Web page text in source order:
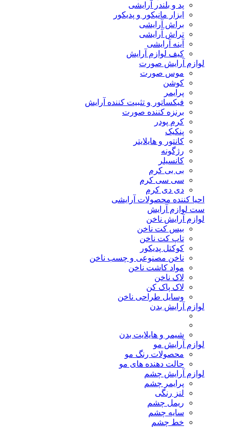
پد و بلندر آرایشی
ابزار مانیکور و پدیکور
براش آرایشی
تراش آرایشی
آینه آرایشی
کیف لوازم آرایش
لوازم آرایش صورت
موس صورت
کوشن
پرایمر
فیکساتور و تثبیت کننده آرایش
برنزه کننده صورت
کرم پودر
پنکیک
کانتور و هایلایتر
رژگونه
کانسیلر
بی بی کرم
سی سی کرم
دی دی کرم
احیا کننده محصولات آرایشی
ست لوازم آرایش
لوازم آرایش ناخن
بیس کت ناخن
تاپ کت ناخن
کوکتل پدیکور
ناخن مصنوعی و چسب ناخن
مواد کاشت ناخن
لاک ناخن
لاک پاک کن
وسایل طراحی ناخن
لوازم آرایش بدن
شیمر و هایلایت بدن
لوازم آرایش مو
محصولات رنگ مو
حالت دهنده های مو
لوازم آرایش چشم
پرایمر چشم
لنز رنگی
ریمل چشم
سایه چشم
خط چشم